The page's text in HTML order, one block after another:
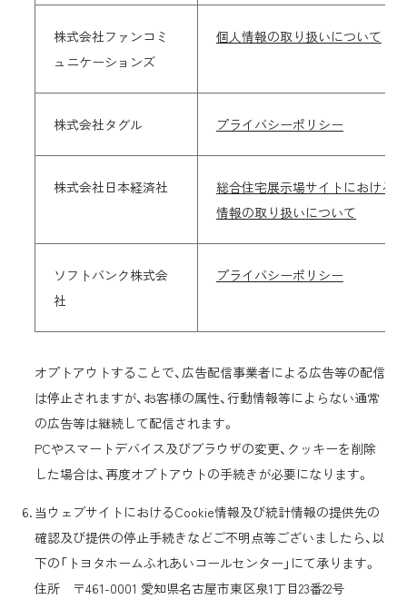
株式会社ファンコミ
ュニケーションズ
個人情報の取り扱いについて
株式会社タグル プライバシーポリシー
株式会社日本経済社
総合住宅展示場サイトにおける
情報の取り扱いについて
ソフトバンク株式会
社
プライバシーポリシー
オプトアウトすることで、広告配信事業者による広告等の配信
は停止されますが、お客様の属性、行動情報等によらない通常
の広告等は継続して配信されます。
PCやスマートデバイス及びブラウザの変更、クッキーを削除
した場合は、再度オプトアウトの手続きが必要になります。
当ウェブサイトにおけるCookie情報及び統計情報の提供先の
確認及び提供の停止手続きなどご不明点等ございましたら、以
下の「トヨタホームふれあいコールセンター」にて承ります。
住所 〒461-0001 愛知県名古屋市東区泉1丁目23番22号